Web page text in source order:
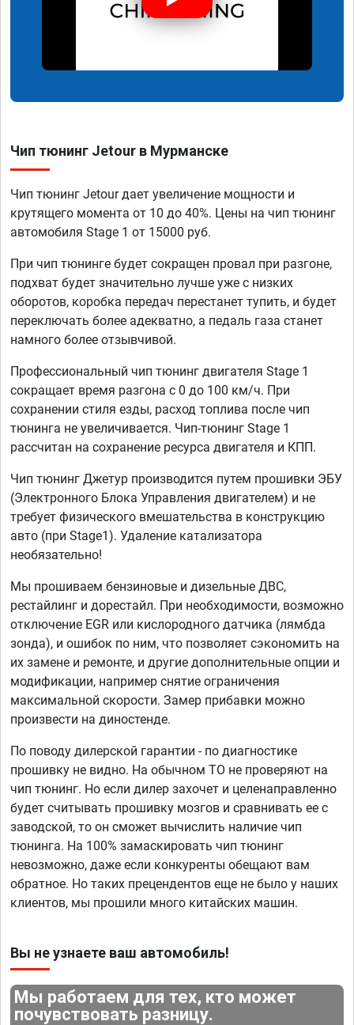
Чип тюнинг Jetour в Мурманске
Чип тюнинг Jetour дает увеличение мощности и
крутящего момента от 10 до 40%. Цены на чип тюнинг
автомобиля Stage 1 от 15000 руб.
При чип тюнинге будет сокращен провал при разгоне,
подхват будет значительно лучше уже с низких
оборотов, коробка передач перестанет тупить, и будет
переключать более адекватно, а педаль газа станет
намного более отзывчивой.
Профессиональный чип тюнинг двигателя Stage 1
сокращает время разгона с 0 до 100 км/ч. При
сохранении стиля езды, расход топлива после чип
тюнинга не увеличивается. Чип-тюнинг Stage 1
рассчитан на сохранение ресурса двигателя и КПП.
Чип тюнинг Джетур производится путем прошивки ЭБУ
(Электронного Блока Управления двигателем) и не
требует физического вмешательства в конструкцию
авто (при Stage1). Удаление катализатора
необязательно!
Мы прошиваем бензиновые и дизельные ДВС,
рестайлинг и дорестайл. При необходимости, возможно
отключение EGR или кислородного датчика (лямбда
зонда), и ошибок по ним, что позволяет сэкономить на
их замене и ремонте, и другие дополнительные опции и
модификации, например снятие ограничения
максимальной скорости. Замер прибавки можно
произвести на диностенде.
По поводу дилерской гарантии - по диагностике
прошивку не видно. На обычном ТО не проверяют на
чип тюнинг. Но если дилер захочет и целенаправленно
будет считывать прошивку мозгов и сравнивать ее с
заводской, то он сможет вычислить наличие чип
тюнинга. На 100% замаскировать чип тюнинг
невозможно, даже если конкуренты обещают вам
обратное. Но таких прецендентов еще не было у наших
клиентов, мы прошили много китайских машин.
Вы не узнаете ваш автомобиль!
Мы работаем для тех, кто может
почувствовать разницу.